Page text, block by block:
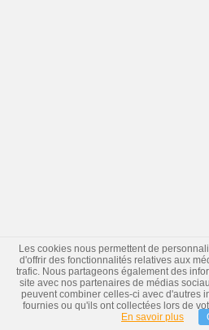
Les cookies nous permettent de
d'offrir des fonctionnalités relatives aux
trafic. Nous partageons également des
site avec nos partenaires de médias
peuvent combiner celles-ci avec d'autres
fournies ou qu'ils ont collectées lors de
En savoir plus